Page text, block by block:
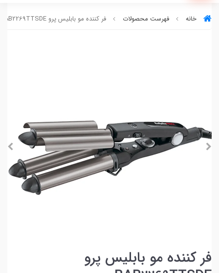
خانه فهرست محصولات فر کننده مو بابلیس پرو BAB2269TTSDE
فر کننده مو بابلیس پرو